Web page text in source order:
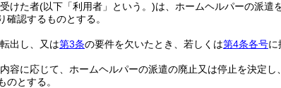
けた者(以下「利用者」という。)は、ホームヘルパーの派遣
確認するものとする。
出し、又は第3条の要件を欠いたとき、若しくは第4条各号に
容に応じて、ホームヘルパーの派遣の廃止又は停止を決定
のとする。